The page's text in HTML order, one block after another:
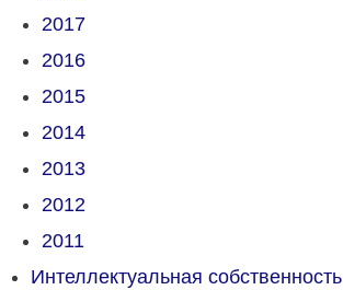
2017
2016
2015
2014
2013
2012
2011
Интеллектуальная собственность